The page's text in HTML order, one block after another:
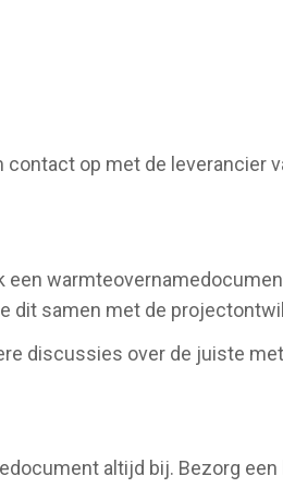
op met de leverancier
dit samen met de
discussies over de juiste
altijd bij. Bezorg